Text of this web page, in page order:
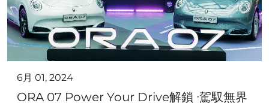
6月 01, 2024
ORA 07 Power Your Drive解鎖 ∙駕馭無界